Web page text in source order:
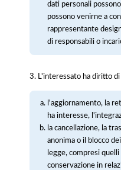
dati personali
possono venirne a
rappresentante
di responsabili o
3. L'interessato ha diritto
l'aggiornamento, la
ha interesse,
la cancellazione, la
anonima o il blocco
legge, compresi
conservazione in